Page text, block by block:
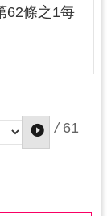
62條之1每
/ 61